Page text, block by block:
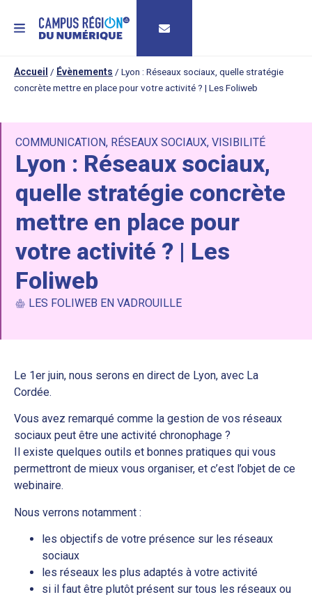
MENU
Accueil / Évènements / Lyon : Réseaux sociaux, quelle stratégie
concrète mettre en place pour votre activité ? | Les Foliweb
COMMUNICATION, RÉSEAUX SOCIAUX, VISIBILITÉ
Lyon : Réseaux sociaux,
quelle stratégie concrète
mettre en place pour
votre activité ? | Les
Foliweb
LES FOLIWEB EN VADROUILLE
Le 1er juin, nous serons en direct de Lyon, avec La
Cordée.
Vous avez remarqué comme la gestion de vos réseaux
sociaux peut être une activité chronophage ?
Il existe quelques outils et bonnes pratiques qui vous
permettront de mieux vous organiser, et c’est l’objet de ce
webinaire.
Nous verrons notamment :
les objectifs de votre présence sur les réseaux
sociaux
les réseaux les plus adaptés à votre activité
si il faut être plutôt présent sur tous les réseaux ou